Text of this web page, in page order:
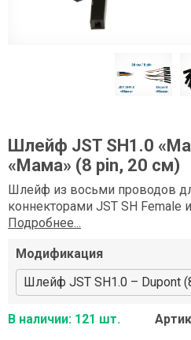
Шлейф JST SH1.0
«Мама» (8 pin, 20 см)
Шлейф из восьми проводов
коннекторами JST SH Female
Подробнее...
Модификация
Шлейф JST SH1.0 – Dupont
В наличии: 121 шт.